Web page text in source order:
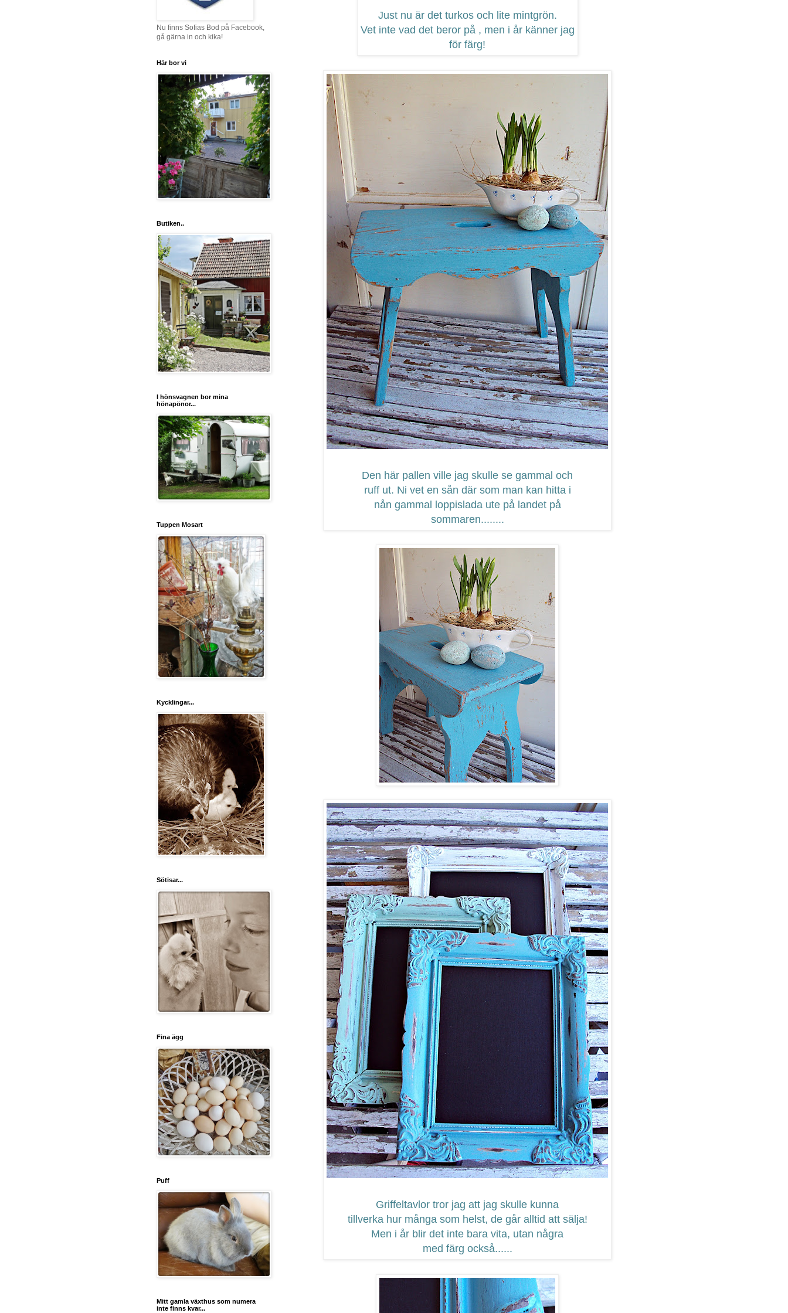
Just nu är det turkos och lite mintgrön.
Vet inte vad det beror på , men i år känner jag
för färg!
Den här pallen ville jag skulle se gammal och
ruff ut. Ni vet en sån där som man kan hitta i
nån gammal loppislada ute på landet på
sommaren........
Griffeltavlor tror jag att jag skulle kunna
tillverka hur många som helst, de går alltid att sälja!
Men i år blir det inte bara vita, utan några
med färg också......
Nu finns Sofias Bod på Facebook,
gå gärna in och kika!
Här bor vi
Butiken..
I hönsvagnen bor mina
hönapönor...
Tuppen Mosart
Kycklingar...
Sötisar...
Fina ägg
Puff
Mitt gamla växthus som numera
inte finns kvar...